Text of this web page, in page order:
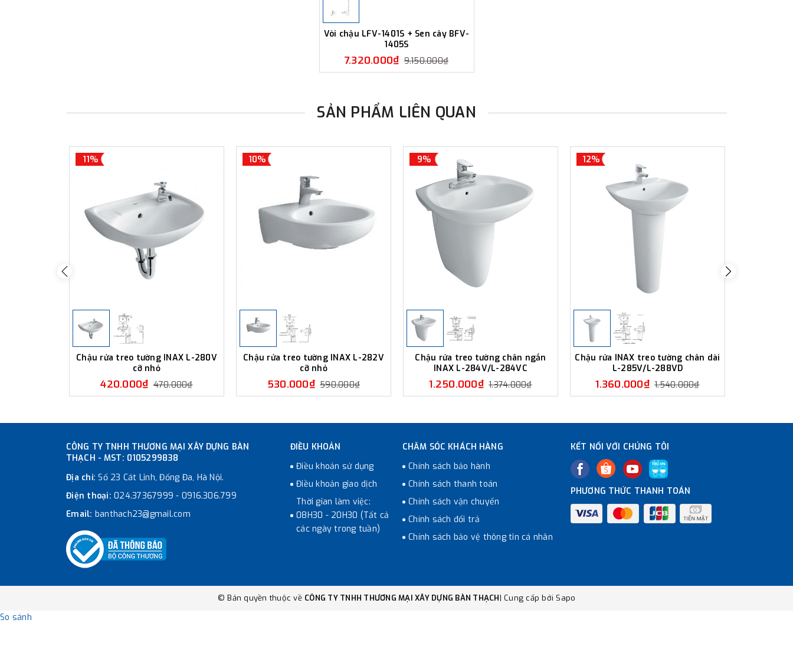
Vòi chậu LFV-1401S + Sen cây BFV-
1405S
7.320.000₫ 9.150.000₫
SẢN PHẨM LIÊN QUAN
11%
Chậu rửa treo tường INAX L-280V
cỡ nhỏ
420.000₫ 470.000₫
10%
Chậu rửa treo tường INAX L-282V
cỡ nhỏ
530.000₫ 590.000₫
9%
Chậu rửa treo tường chân ngắn
INAX L-284V/L-284VC
1.250.000₫ 1.374.000₫
12%
Chậu rửa INAX treo tường chân dài
L-285V/L-288VD
1.360.000₫ 1.540.000₫
CÔNG TY TNHH THƯƠNG MẠI XÂY DỰNG BÀN
THẠCH - MST: 0105299838
Địa chỉ:Số 23 Cát Linh, Đống Đa, Hà Nội.
Điện thoại: 024.37367999 - 0916.306.799
Email: banthach23@gmail.com
ĐIỀU KHOẢN
Điều khoản sử dụng
Điều khoản giao dịch
Thời gian làm việc:
08H30 - 20H30 (Tất cả
các ngày trong tuần)
CHĂM SÓC KHÁCH HÀNG
Chính sách bảo hành
Chính sách thanh toán
Chính sách vận chuyển
Chính sách đổi trả
Chính sách bảo vệ thông tin cá nhân
KẾT NỐI VỚI CHÚNG TÔI
PHƯƠNG THỨC THANH TOÁN
© Bản quyền thuộc về CÔNG TY TNHH THƯƠNG MẠI XÂY DỰNG BÀN THẠCH| Cung cấp bởi Sapo
So sánh